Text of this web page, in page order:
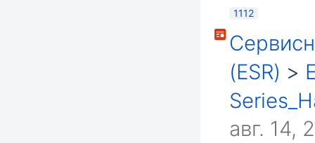
1112
(ESR) >
авг. 14,